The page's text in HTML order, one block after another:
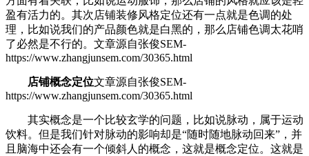
盈有活力的。其次店铺装修风格定位还有一点就是色调的处
理，比如说我们的产品颜色就是白黑的，那么店铺色调太花哨
了必然是不行的。 文章源自张俊SEM-
https://www.zhangjunsem.com/30365.html
店铺概念定位文章源自张俊SEM-
https://www.zhangjunsem.com/30365.html
其实概念是一个比较玄学的问题，比如说脉动，属于运动
饮料。但是我们针对脉动的影响却是“随时随地脉动回来”，并
且脑海中还会有一个倾斜人的概念，这就是概念定位。这就是